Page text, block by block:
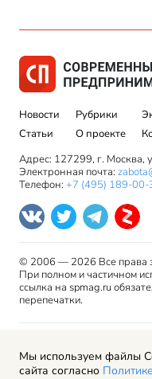
Новости
Статьи
Рубрики
О проекте
Адрес: 127299, г. Москва,
Электронная почта:
Телефон: +7 (495) 189-00-
© 2006 — 2026 Все права
При полном и частичном
ссылка на spmag.ru
перепечатки.
права
Пользовательское
Мы используем файлы
сайта согласно